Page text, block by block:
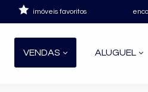
imóveis favoritos
VENDAS ALUGUEL